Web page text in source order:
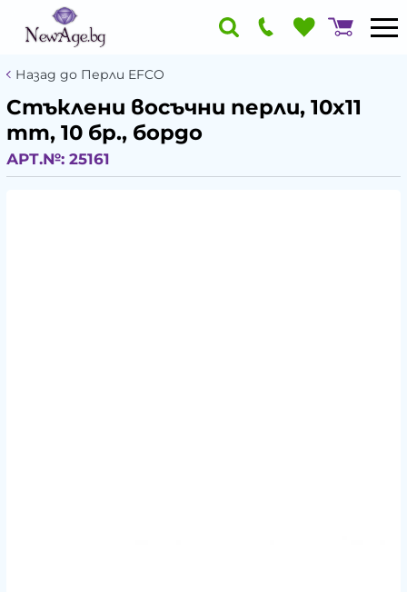
Назад до Перли EFCO
Стъклени восъчни перли, 10x11
mm, 10 бр., бордо
АРТ.№: 25161